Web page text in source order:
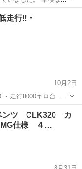
す。 ETC搭載です。
リーを新品に交換し
走行‼️・
10月2日
・走行8000キロ台 ・
経年劣化してる部分
ンツ CLK320 カ
仕様 ４…